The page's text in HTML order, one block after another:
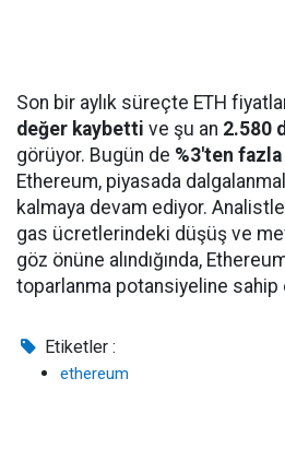
Son bir aylık süreçte ETH
değer kaybetti ve şu an 2.580
görüyor. Bugün de %3'ten
Ethereum, piyasada
kalmaya devam ediyor.
gas ücretlerindeki düşüş ve
göz önüne alındığında,
toparlanma potansiyeline sahip
Etiketler :
ethereum